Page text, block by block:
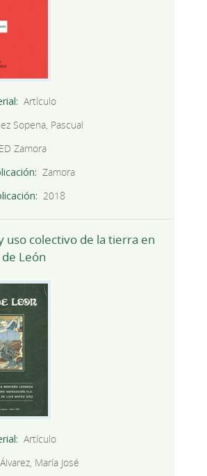
Artículo
Sopena, Pascual
Zamora
Zamora
2018
uso colectivo de la tierra en
León
Artículo
María José